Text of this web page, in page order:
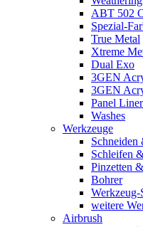
ABT 502
Spezial-
True Metal
Xtreme
Dual Exo
3GEN
3GEN
Panel
Washes
Werkzeuge
Schneiden
Schleifen
Pinzetten
Bohrer
Werkzeug-
weitere
Airbrush